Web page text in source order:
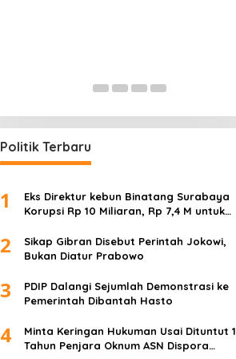
Politik Terbaru
1
Eks Direktur kebun Binatang Surabaya
Korupsi Rp 10 Miliaran, Rp 7,4 M untuk
Bersalah
2
Sikap Gibran Disebut Perintah Jokowi,
Bukan Diatur Prabowo
3
PDIP Dalangi Sejumlah Demonstrasi ke
Pemerintah Dibantah Hasto
4
Minta Keringan Hukuman Usai Dituntut 1
Tahun Penjara Oknum ASN Dispora